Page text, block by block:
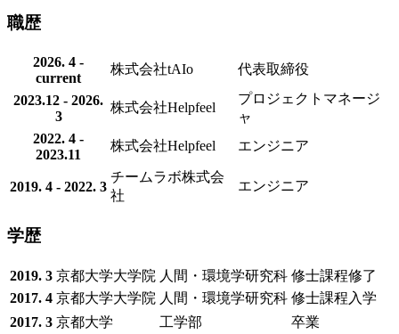
職歴
2026. 4 -
current
株式会社tAIo 代表取締役
2023.12 - 2026.
3
株式会社Helpfeel
プロジェクトマネージ
ャ
2022. 4 -
2023.11
株式会社Helpfeel エンジニア
2019. 4 - 2022. 3
チームラボ株式会
社
エンジニア
学歴
2019. 3 京都大学大学院 人間・環境学研究科 修士課程修了
2017. 4 京都大学大学院 人間・環境学研究科 修士課程入学
2017. 3 京都大学 工学部
卒業